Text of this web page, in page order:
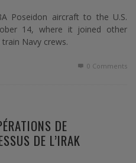
Poseidon aircraft to the U.S.
14, where it joined other
Navy crews.
0 Comments
DE
DE L’IRAK